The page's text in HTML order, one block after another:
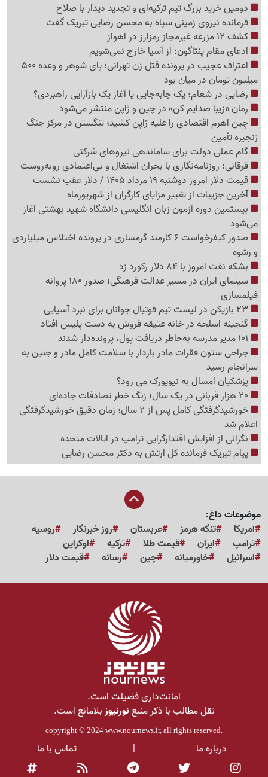
دومین خرید بزرگ تیم ترکیه‌ای و تجدید دیدار با صلاح
فرمانده نیروی زمینی سپاه به محسن رضایی تبریک گفت
کشف 12 مزرعه غیرمجاز رمزارز در اهواز
ادعای مقام پنتاگون: از آسیا خارج نمی‌شویم
اعتراف عجیب در پرونده قتل زن تهرانی؛ پای شوهر و وعده 500
میلیون تومان در میان بود
رضایی در شعام؛ یک جابه‌جایی یا آغاز یک بازآرایی راهبردی؟
رمان «زیبا صدایم کن» در چین و ژاپن منتشر می‌شود
چین اهرم اقتصادی را علیه ژاپن کشید؛ تنگستن در مرکز جنگ
زنجیره تأمین
گام عملی دولت برای ساماندهی نیروهای شرکتی
فرقانی: روزنامه‌نگاری با بحران اشتغال و بی‌اعتمادی روبه‌روست
قیمت دلار امروز دوشنبه 19 مرداد 1405 / دلار عقب نشست
آخرین جزییات از تغییر مزایای کارگران از شهریورماه
بیستمین دوره آزمون زبان انگلیسی دانشگاه شهید بهشتی آغاز
می‌شود
صدور کیفرخواست 6 کارمند گرمساری در پرونده اختلاس میلیاردی
و رشوه
بشکه نفت امروز با 84 دلار رکورد زد
سینمای ایران در مسیر عدالت فرهنگی؛ صدور 180 پروانه
فیلمسازی
گنجینه اسلحه در خانه عتیقه فروش به دست پلیس افتاد
جراحی ستون فقرات مادر باردار با سلامت کامل مادر و جنین به
سرانجام رسید
پزشکیان امسال به نیویورک می رود؟
خورشیدگرفتگی کامل پس از 2 سال؛ زمان دقیق خورشیدگرفتگی
اعلام شد
نگرانی از افزایش اقتدارگرایی ترامپ در ایالات متحده
پیام تبریک فرمانده کل ارتش به دکتر محسن رضایی
موضوعات داغ:
آمریکا
تنگه هرمز عربستان روز خبرنگار
روسیه
ترامپ
ایران قیمت طلا ترکیه
اوکراین
اسرائیل
خاورمیانه چین رسانه قیمت دلار
امانت‌داری فضیلت است.
نقل مطالب با ذکر منبعنورنیوزبلامانع است.
copyright © 2024 www.nournews.ir, all rights reserved.
درباره ما | تماس با ما